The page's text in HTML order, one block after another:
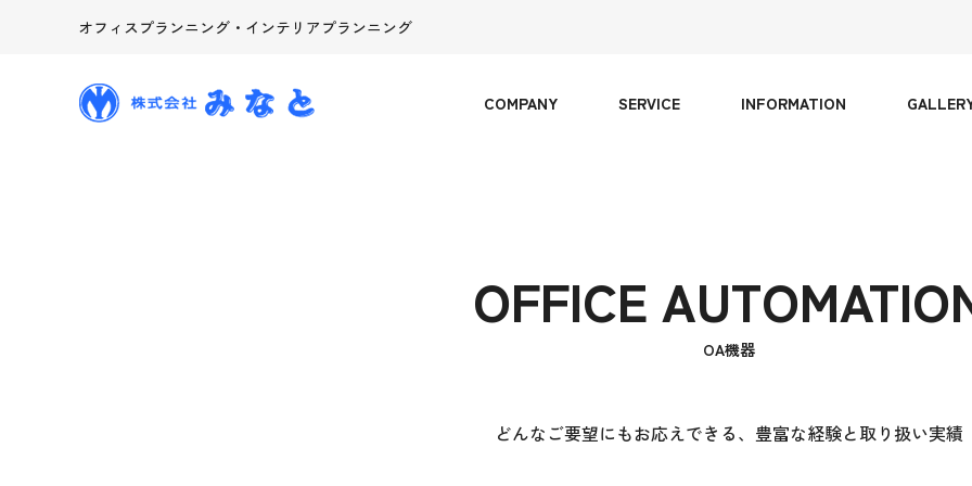
オフィスプランニング・インテリアプランニング
COMPANY SERVICE INFORMATION
OFFICE
OA機器
どんなご要望にもお応えできる、豊富な経験と取り扱い実績